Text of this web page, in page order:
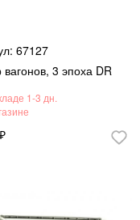
67127
3 эпоха DR